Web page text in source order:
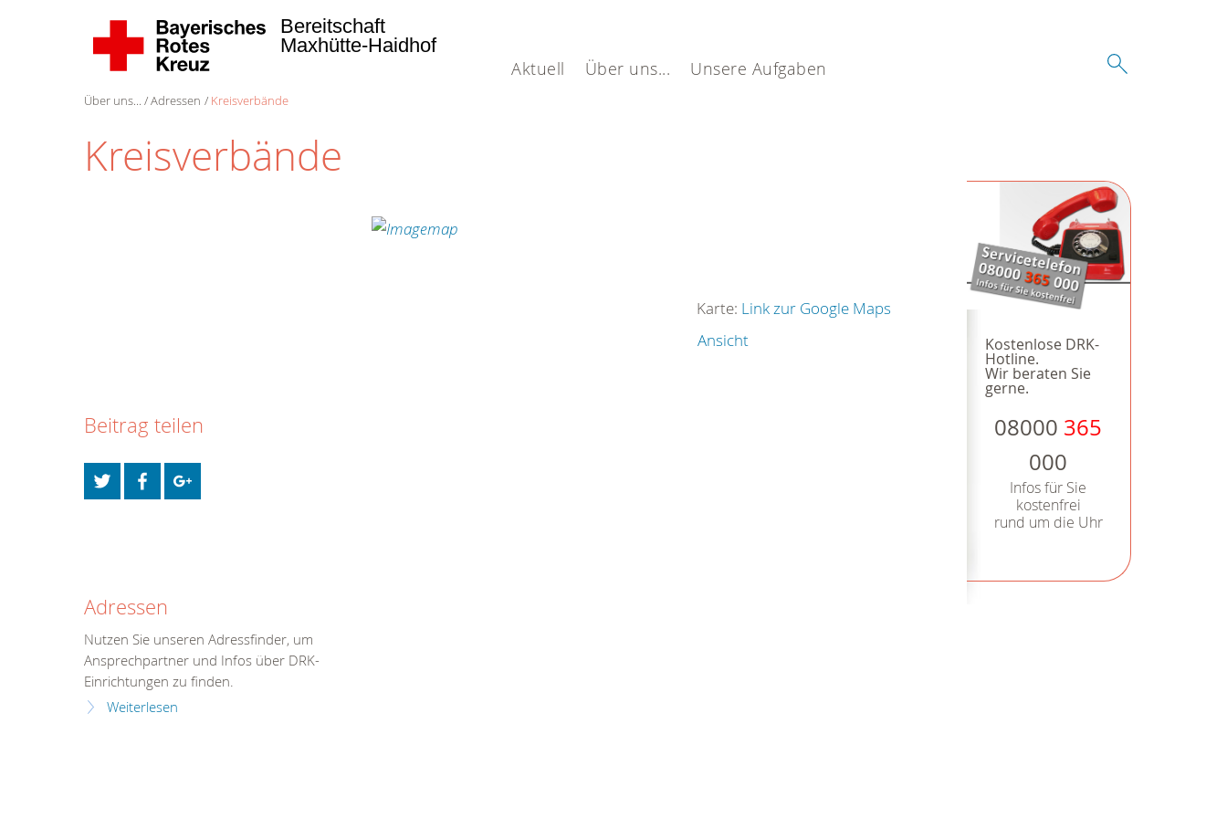
Aktuell Über uns... Unsere Aufgaben
Bereitschaft
Maxhütte-Haidhof
Über uns... Adressen Kreisverbände
Kreisverbände
Kostenlose DRK-
Hotline.
Wir beraten Sie
gerne.
08000 365
000
Infos für Sie
kostenfrei
rund um die Uhr
Karte: Link zur Google Maps
Ansicht
Beitrag teilen
Adressen
Nutzen Sie unseren Adressfinder, um
Ansprechpartner und Infos über DRK-
Einrichtungen zu finden.
Weiterlesen